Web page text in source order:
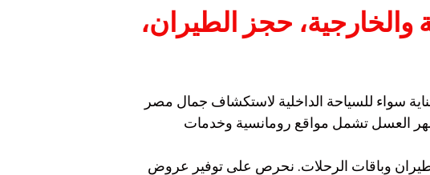
والخارجية، حجز الطيران،
سواء للسياحة الداخلية لاستكشاف جمال مصر
العسل تشمل مواقع رومانسية وخدمات
وباقات الرحلات. نحرص على توفير عروض